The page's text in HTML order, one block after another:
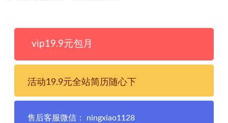
vip19.9元包月
活动19.9元全站简历随心下
售后客服微信： ningxiao1128